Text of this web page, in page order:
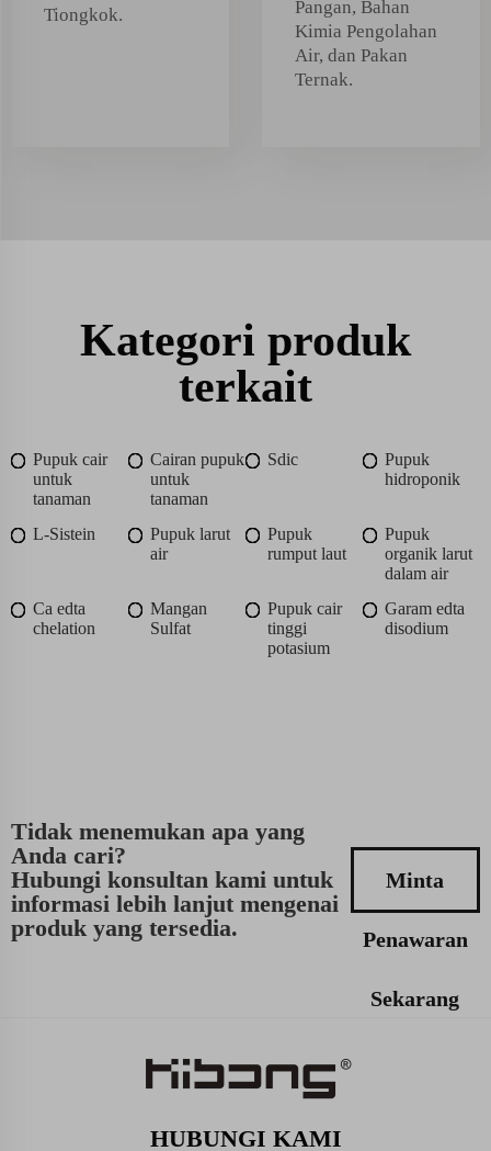
Tiongkok.
Pangan, Bahan
Kimia Pengolahan
Air, dan Pakan
Ternak.
Kategori produk
terkait
Pupuk cair
untuk
tanaman
Cairan pupuk
untuk
tanaman
Sdic
Pupuk
hidroponik
L-Sistein
Pupuk larut
air
Pupuk
rumput laut
Pupuk
organik larut
dalam air
Ca edta
chelation
Mangan
Sulfat
Pupuk cair
tinggi
potasium
Garam edta
disodium
Tidak menemukan apa yang
Anda cari?
Hubungi konsultan kami untuk
informasi lebih lanjut mengenai
produk yang tersedia.
Minta
Penawaran
Sekarang
HUBUNGI KAMI